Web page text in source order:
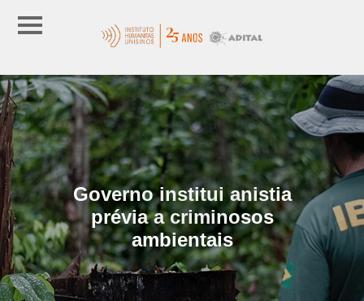
Governo institui anistia
prévia a criminosos
ambientais